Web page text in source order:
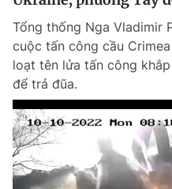
Tổng thống Nga Vladimir
cuộc tấn công cầu
loạt tên lửa tấn công
để trả đũa.